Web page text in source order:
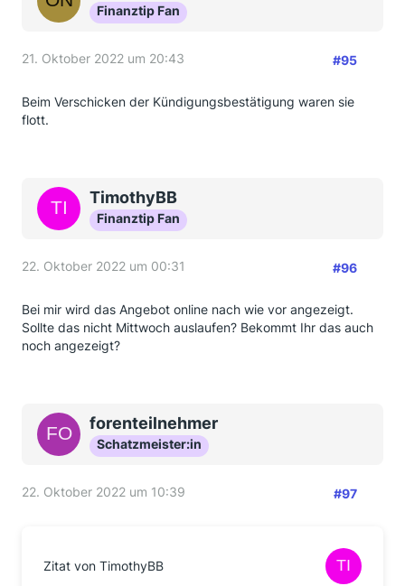
Finanztip Fan
21. Oktober 2022 um 20:43 #95
Beim Verschicken der Kündigungsbestätigung waren sie
flott.
TimothyBB
Finanztip Fan
22. Oktober 2022 um 00:31 #96
Bei mir wird das Angebot online nach wie vor angezeigt.
Sollte das nicht Mittwoch auslaufen? Bekommt Ihr das auch
noch angezeigt?
forenteilnehmer
Schatzmeister:in
22. Oktober 2022 um 10:39 #97
Zitat von TimothyBB